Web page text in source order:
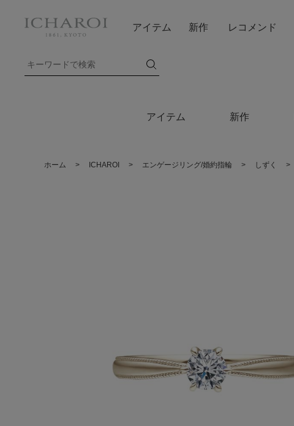
アイテム 新作
アイテム 新作 レコメンド
ホーム > ICHAROI > エンゲージリング/婚約指輪 > しずく >